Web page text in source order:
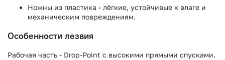
Ножны из пластика - лёгкие, устойчивые к влаге и
механическим повреждениям.
Особенности лезвия
Рабочая часть - Drop-Point с высокими прямыми спусками.